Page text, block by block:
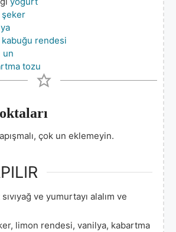
şeker
rendesi
un
tozu
çok un eklemeyin.
ve yumurtayı alalım ve
limon rendesi, vanilya, kabartma